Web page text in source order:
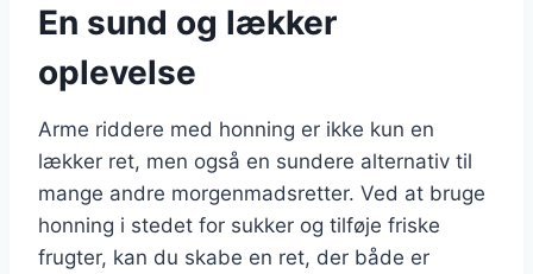
En sund og lækker
oplevelse
Arme riddere med honning er ikke kun en
lækker ret, men også en sundere alternativ til
mange andre morgenmadsretter. Ved at bruge
honning i stedet for sukker og tilføje friske
frugter, kan du skabe en ret, der både er